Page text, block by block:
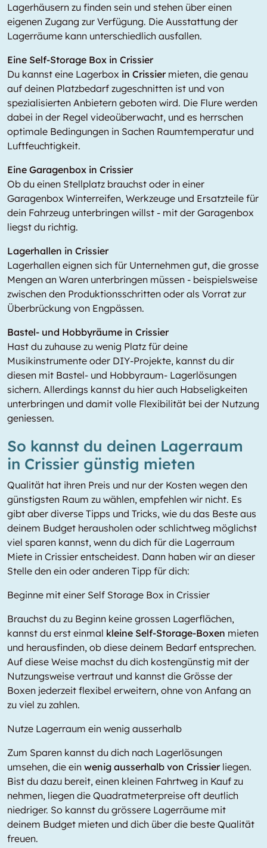
Lagerhäusern zu finden sein und stehen über einen
eigenen Zugang zur Verfügung. Die Ausstattung der
Lagerräume kann unterschiedlich ausfallen.
Eine Self-Storage Box in Crissier
Du kannst eine Lagerbox in Crissiermieten, die genau
auf deinen Platzbedarf zugeschnitten ist und von
spezialisierten Anbietern geboten wird. Die Flure werden
dabei in der Regel videoüberwacht, und es herrschen
optimale Bedingungen in Sachen Raumtemperatur und
Luftfeuchtigkeit.
Eine Garagenbox in Crissier
Ob du einen Stellplatz brauchst oder in einer
Garagenbox Winterreifen, Werkzeuge und Ersatzteile für
dein Fahrzeug unterbringen willst - mit der Garagenbox
liegst du richtig.
Lagerhallen in Crissier
Lagerhallen eignen sich für Unternehmen gut, die grosse
Mengen an Waren unterbringen müssen - beispielsweise
zwischen den Produktionsschritten oder als Vorrat zur
Überbrückung von Engpässen.
Bastel- und Hobbyräume in Crissier
Hast du zuhause zu wenig Platz für deine
Musikinstrumente oder DIY-Projekte, kannst du dir
diesen mit Bastel- und Hobbyraum- Lagerlösungen
sichern. Allerdings kannst du hier auch Habseligkeiten
unterbringen und damit volle Flexibilität bei der Nutzung
geniessen.
So kannst du deinen Lagerraum
in Crissier günstig mieten
Qualität hat ihren Preis und nur der Kosten wegen den
günstigsten Raum zu wählen, empfehlen wir nicht. Es
gibt aber diverse Tipps und Tricks, wie du das Beste aus
deinem Budget herausholen oder schlichtweg möglichst
viel sparen kannst, wenn du dich für die Lagerraum
Miete in Crissier entscheidest. Dann haben wir an dieser
Stelle den ein oder anderen Tipp für dich:
Beginne mit einer Self Storage Box in Crissier
Brauchst du zu Beginn keine grossen Lagerflächen,
kannst du erst einmal kleine Self-Storage-Boxen mieten
und herausfinden, ob diese deinem Bedarf entsprechen.
Auf diese Weise machst du dich kostengünstig mit der
Nutzungsweise vertraut und kannst die Grösse der
Boxen jederzeit flexibel erweitern, ohne von Anfang an
zu viel zu zahlen.
Nutze Lagerraum ein wenig ausserhalb
Zum Sparen kannst du dich nach Lagerlösungen
umsehen, die ein wenig ausserhalb von Crissierliegen.
Bist du dazu bereit, einen kleinen Fahrtweg in Kauf zu
nehmen, liegen die Quadratmeterpreise oft deutlich
niedriger. So kannst du grössere Lagerräume mit
deinem Budget mieten und dich über die beste Qualität
freuen.